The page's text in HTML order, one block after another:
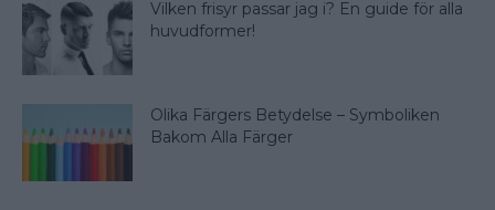
Vilken frisyr passar jag i? En guide för alla
huvudformer!
Olika Färgers Betydelse – Symboliken
Bakom Alla Färger